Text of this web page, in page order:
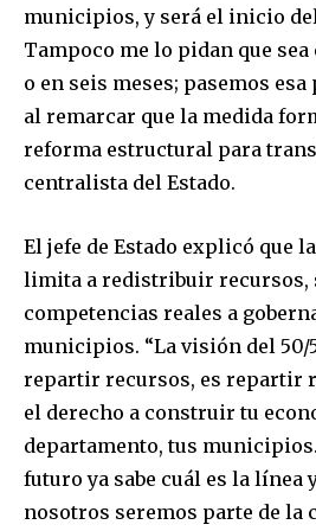
municipios, y será el inicio del
Tampoco me lo pidan que
o en seis meses; pasemos esa
al remarcar que la medida
reforma estructural para
centralista del Estado.
El jefe de Estado explicó que
limita a redistribuir recursos,
competencias reales a
municipios. “La visión del 50/
repartir recursos, es repartir
el derecho a construir tu
departamento, tus
futuro ya sabe cuál es la línea
nosotros seremos parte de la